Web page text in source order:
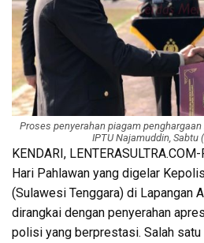
Proses penyerahan piagam
IPTU Najamuddin, Sabtu
KENDARI,
Hari Pahlawan yang digelar
(Sulawesi Tenggara) di Lapangan
dirangkai dengan penyerahan
polisi yang berprestasi. Salah